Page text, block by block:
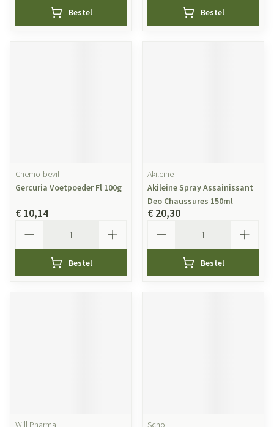
Bestel Bestel
Chemo-bevil
Gercuria Voetpoeder Fl 100g
€ 10,14
Bestel
Akileine
Akileine Spray Assainissant
Deo Chaussures 150ml
€ 20,30
Bestel
Will Pharma Scholl